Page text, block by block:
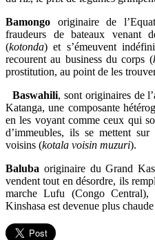
Bamongo originaire de
fraudeurs de bateaux venant
(kotonda) et s’émeuvent
recourent au business du corps (
prostitution, au point de les
Baswahili, sont originaires de
Katanga, une composante
en les voyant comme ceux qui
d’immeubles, ils se mettent
voisins (kotala voisin muzuri).
Baluba originaire du Grand
vendent tout en désordre, ils
marche Lufu (Congo
Kinshasa est devenue plus